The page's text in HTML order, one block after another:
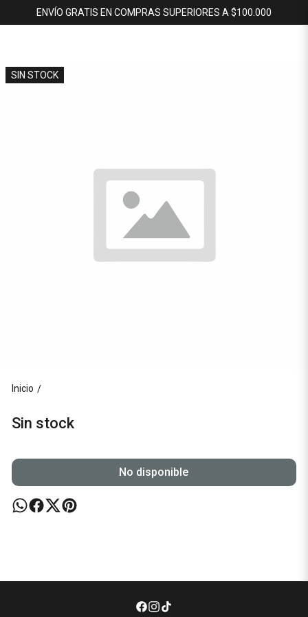
ENVÍO GRATIS EN COMPRAS SUPERIORES A $100.000
SIN STOCK
Inicio /
Sin stock
No disponible